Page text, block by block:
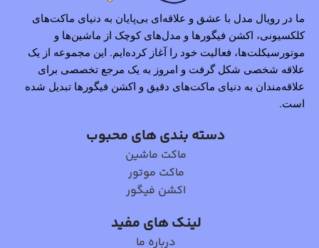
ما در رویال مدل با عشق و علاقه‌ای بی‌پایان به دنیای ماکت‌های
کلکسیونی، اکشن فیگورها و مدل‌های کوچک از ماشین‌ها و
موتورسیکلت‌ها، فعالیت خود را آغاز کرده‌ایم. این مجموعه از یک
علاقه شخصی شکل گرفت و امروز به یک مرجع تخصصی برای
علاقه‌مندان به دنیای ماکت‌های دقیق و اکشن فیگورها تبدیل شده
است.
دسته بندی های محبوب
ماکت ماشین
ماکت موتور
اکشن فیگور
لینک های مفید
درباره ما